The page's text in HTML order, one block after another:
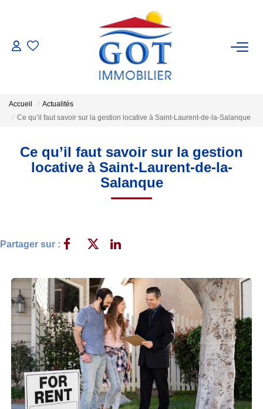
VENTES
ESTIMATION
NOS BIENS VENDUS
Notre Équipe
Notre Région
Avis Clients
Nos Actualités
Blog
CONTACT
Accueil
Actualités
Ce qu’il faut savoir sur la gestion locative à Saint-Laurent-de-la-Salanque
Ce qu’il faut savoir sur la gestion
locative à Saint-Laurent-de-la-
Salanque
Partager sur :